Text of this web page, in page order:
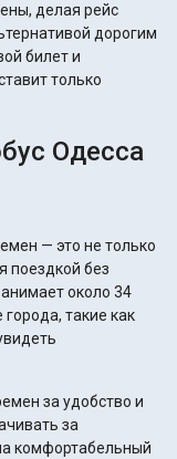
делая рейс
дорогим
билет и
только
Одесса
— это не только
поездкой без
около 34
такие как
за удобство и
за
комфортабельный